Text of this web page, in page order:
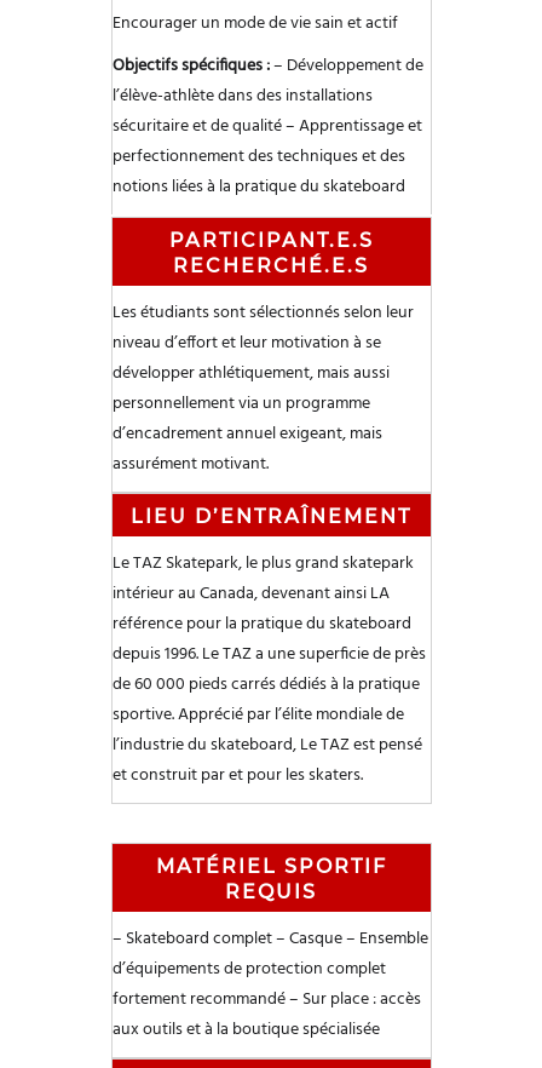
Encourager un mode de vie sain et actif
Objectifs spécifiques :– Développement de
l’élève-athlète dans des installations
sécuritaire et de qualité– Apprentissage et
perfectionnement des techniques et des
notions liées à la pratique du skateboard
PARTICIPANT.E.S
RECHERCHÉ.E.S
Les étudiants sont sélectionnés selon leur
niveau d’effort et leur motivation à se
développer athlétiquement, mais aussi
personnellement via un programme
d’encadrement annuel exigeant, mais
assurément motivant.
LIEU D’ENTRAÎNEMENT
Le TAZ Skatepark, le plus grand skatepark
intérieur au Canada, devenant ainsi LA
référence pour la pratique du skateboard
depuis 1996. Le TAZ a une superficie de près
de 60 000 pieds carrés dédiés à la pratique
sportive. Apprécié par l’élite mondiale de
l’industrie du skateboard, Le TAZ est pensé
et construit par et pour les skaters.
MATÉRIEL SPORTIF
REQUIS
– Skateboard complet– Casque– Ensemble
d’équipements de protection complet
fortement recommandé– Sur place : accès
aux outils et à la boutique spécialisée